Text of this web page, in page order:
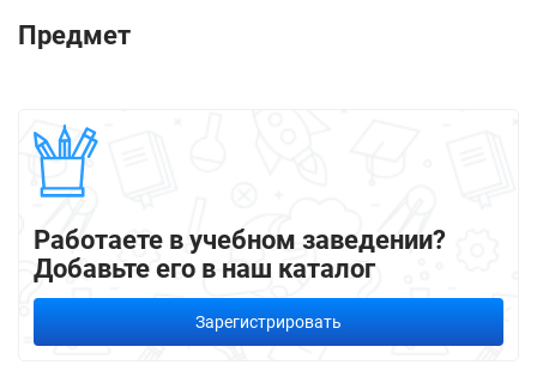
Предмет
Работаете в учебном заведении?
Добавьте его в наш каталог
Зарегистрировать